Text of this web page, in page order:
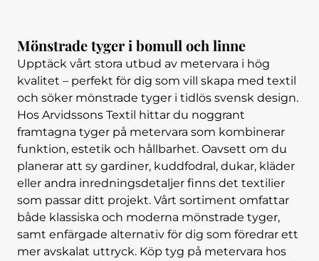
Mönstrade tyger i bomull och linne
Upptäck vårt stora utbud av metervara i hög
kvalitet – perfekt för dig som vill skapa med textil
och söker mönstrade tyger i tidlös svensk design.
Hos Arvidssons Textil hittar du noggrant
framtagna tyger på metervara som kombinerar
funktion, estetik och hållbarhet. Oavsett om du
planerar att sy gardiner, kuddfodral, dukar, kläder
eller andra inredningsdetaljer finns det textilier
som passar ditt projekt. Vårt sortiment omfattar
både klassiska och moderna mönstrade tyger,
samt enfärgade alternativ för dig som föredrar ett
mer avskalat uttryck. Köp tyg på metervara hos